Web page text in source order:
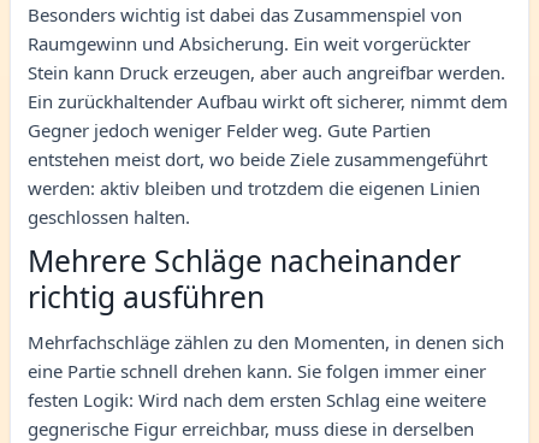
Besonders wichtig ist dabei das Zusammenspiel von
Raumgewinn und Absicherung. Ein weit vorgerückter
Stein kann Druck erzeugen, aber auch angreifbar werden.
Ein zurückhaltender Aufbau wirkt oft sicherer, nimmt dem
Gegner jedoch weniger Felder weg. Gute Partien
entstehen meist dort, wo beide Ziele zusammengeführt
werden: aktiv bleiben und trotzdem die eigenen Linien
geschlossen halten.
Mehrere Schläge nacheinander
richtig ausführen
Mehrfachschläge zählen zu den Momenten, in denen sich
eine Partie schnell drehen kann. Sie folgen immer einer
festen Logik: Wird nach dem ersten Schlag eine weitere
gegnerische Figur erreichbar, muss diese in derselben